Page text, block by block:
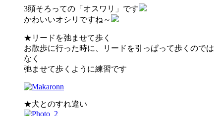
3頭そろっての「オスワリ」です
かわいいオシリですね～
★リードを弛ませて歩く
お散歩に行った時に、リードを引っぱって歩くのでは
なく
弛ませて歩くように練習です
★犬とのすれ違い